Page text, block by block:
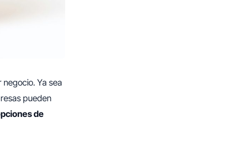
Ya sea
pueden
de